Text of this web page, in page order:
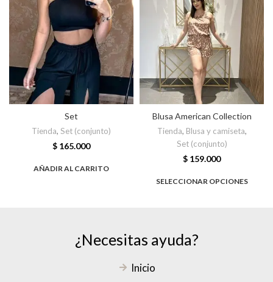
Set
Tienda, Set (conjunto)
$ 165.000
AÑADIR AL CARRITO
Blusa American Collection
Tienda, Blusa y camiseta,
Set (conjunto)
$ 159.000
SELECCIONAR OPCIONES
¿Necesitas ayuda?
Inicio